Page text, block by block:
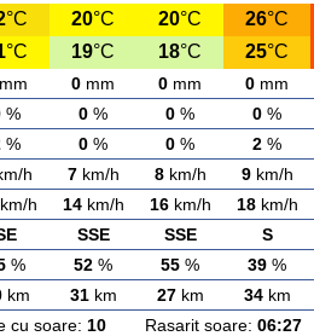
°C 20°C 20°C 26°C
°C 19°C 18°C 25°C
mm 0 mm 0 mm 0 mm
% 0 % 0 % 0 %
% 0 % 0 % 2 %
h 7km/h 8km/h 9km/h
h 14km/h 16km/h 18km/h
SSE SSE S
% 52 % 55 % 39 %
km 31km 27km 34km
cu soare: 10Rasarit soare: 06:27